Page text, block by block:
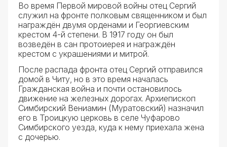
Во время Первой мировой войны отец Сергий
служил на фронте полковым священником и был
награждён двумя орденами и Георгиевским
крестом 4-й степени. В 1917 году он был
возведён в сан протоиерея и награждён
крестом с украшениями и митрой.
После распада фронта отец Сергий отправился
домой в Читу, но в это время началась
Гражданская война и почти остановилось
движение на железных дорогах. Архиепископ
Симбирский Вениамин (Муратовский) назначил
его в Троицкую церковь в селе Чуфарово
Симбирского уезда, куда к нему приехала жена
с дочерью.